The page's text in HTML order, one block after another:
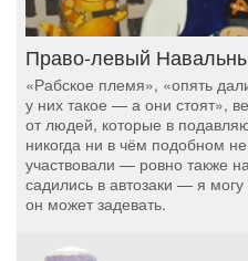
Право-левый
«Рабское племя», «опять
у них такое — а они стоят»,
от людей, которые в
никогда ни в чём подобном
участвовали — ровно также
садились в автозаки — я могу
он может задевать.